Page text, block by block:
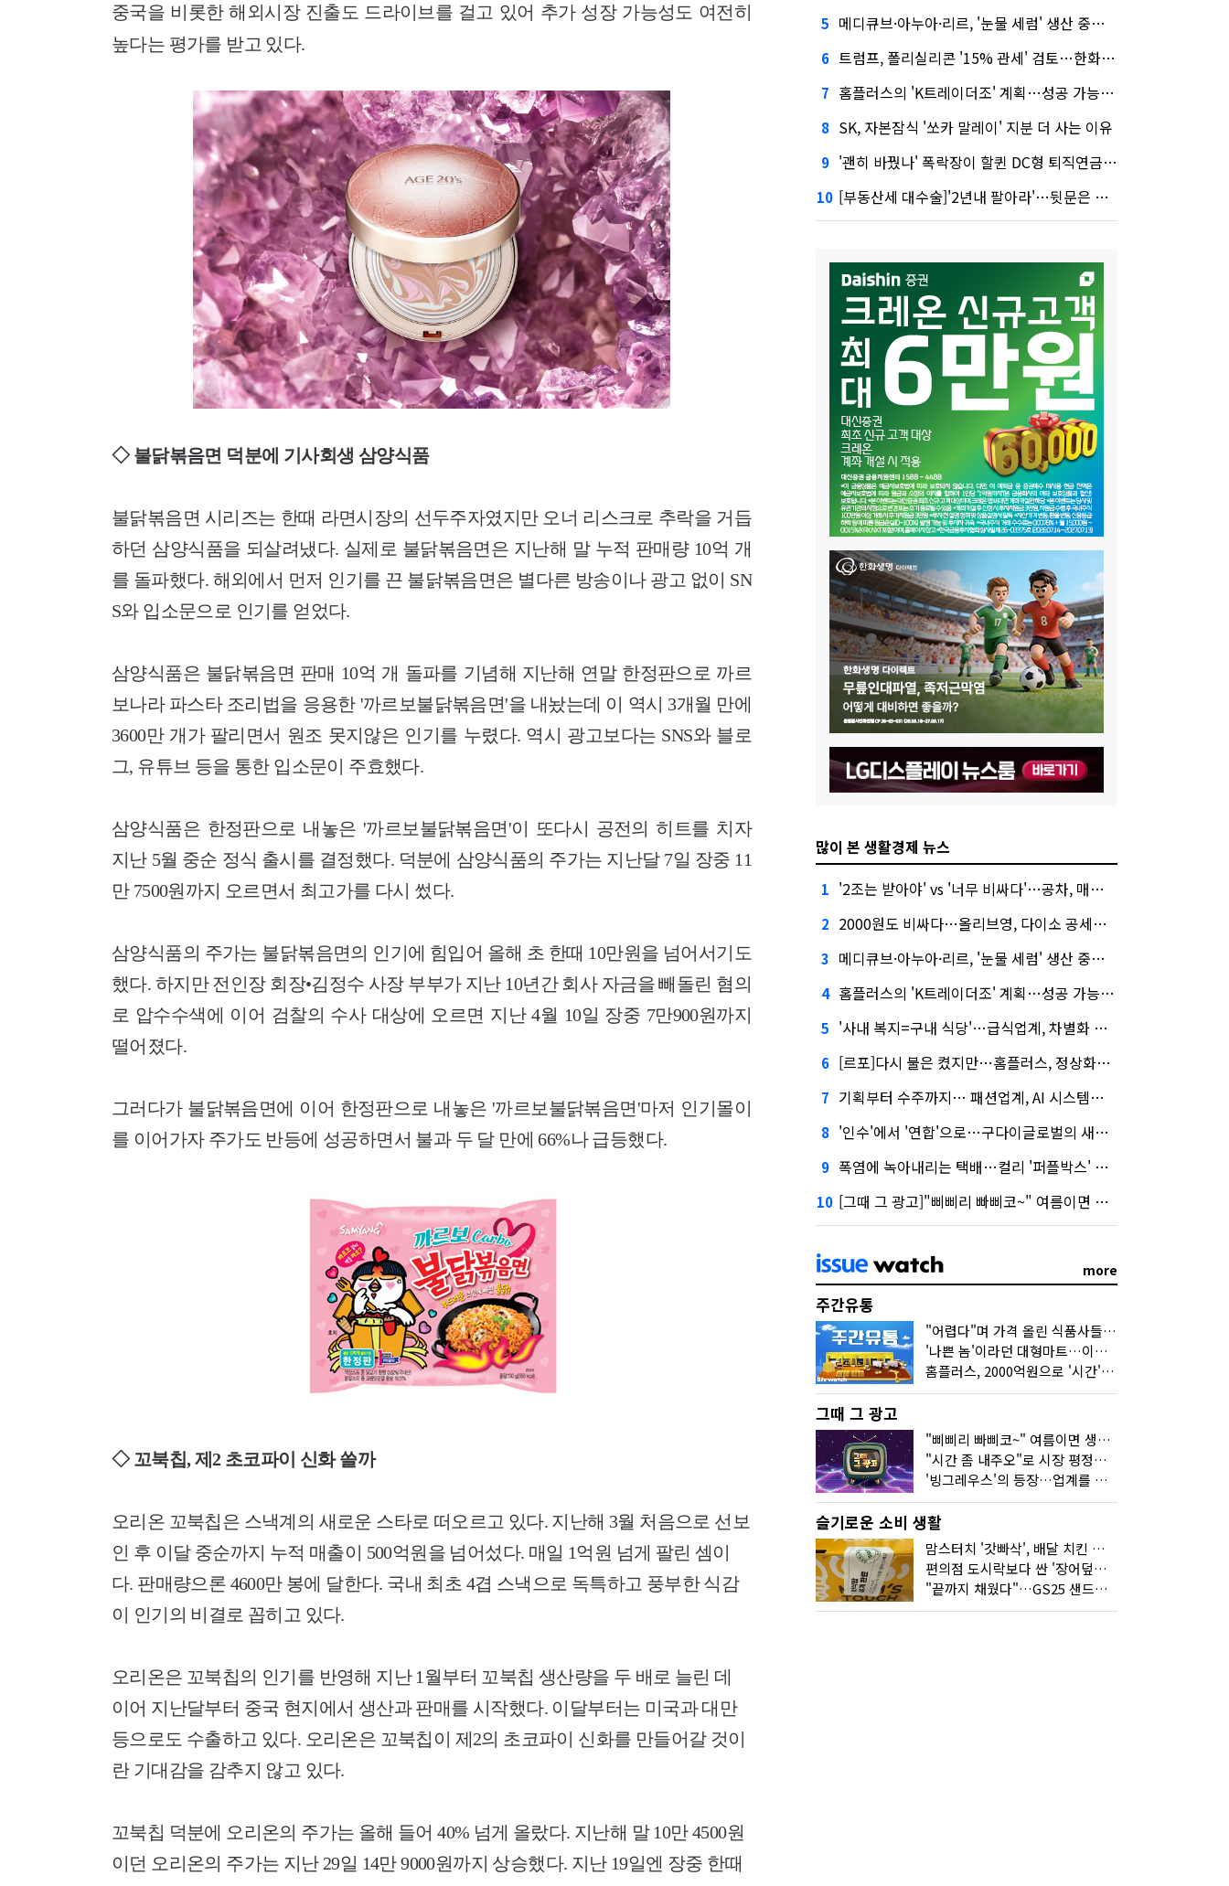
중국을 비롯한 해외시장 진출도 드라이브를 걸고 있어 추가 성장 가능성도 여전히
높다는 평가를 받고 있다.
◇ 불닭볶음면 덕분에 기사회생 삼양식품
불닭볶음면 시리즈는 한때 라면시장의 선두주자였지만 오너 리스크로 추락을 거듭
하던 삼양식품을 되살려냈다. 실제로 불닭볶음면은 지난해 말 누적 판매량 10억 개
를 돌파했다. 해외에서 먼저 인기를 끈 불닭볶음면은 별다른 방송이나 광고 없이 SN
S와 입소문으로 인기를 얻었다.
삼양식품은 불닭볶음면 판매 10억 개 돌파를 기념해 지난해 연말 한정판으로 까르
보나라 파스타 조리법을 응용한 '까르보불닭볶음면'을 내놨는데 이 역시 3개월 만에
3600만 개가 팔리면서 원조 못지않은 인기를 누렸다. 역시 광고보다는 SNS와 블로
그, 유튜브 등을 통한 입소문이 주효했다.
삼양식품은 한정판으로 내놓은 '까르보불닭볶음면'이 또다시 공전의 히트를 치자
지난 5월 중순 정식 출시를 결정했다. 덕분에 삼양식품의 주가는 지난달 7일 장중 11
만 7500원까지 오르면서 최고가를 다시 썼다.
삼양식품의 주가는 불닭볶음면의 인기에 힘입어 올해 초 한때 10만원을 넘어서기도
했다. 하지만 전인장 회장•김정수 사장 부부가 지난 10년간 회사 자금을 빼돌린 혐의
로 압수수색에 이어 검찰의 수사 대상에 오르면 지난 4월 10일 장중 7만900원까지
떨어졌다.
그러다가 불닭볶음면에 이어 한정판으로 내놓은 '까르보불닭볶음면'마저 인기몰이
를 이어가자 주가도 반등에 성공하면서 불과 두 달 만에 66%나 급등했다.
◇ 꼬북칩, 제2 초코파이 신화 쓸까
오리온 꼬북칩은 스낵계의 새로운 스타로 떠오르고 있다. 지난해 3월 처음으로 선보
인 후 이달 중순까지 누적 매출이 500억원을 넘어섰다. 매일 1억원 넘게 팔린 셈이
다. 판매량으론 4600만 봉에 달한다. 국내 최초 4겹 스낵으로 독특하고 풍부한 식감
이 인기의 비결로 꼽히고 있다.
오리온은 꼬북칩의 인기를 반영해 지난 1월부터 꼬북칩 생산량을 두 배로 늘린 데
이어 지난달부터 중국 현지에서 생산과 판매를 시작했다. 이달부터는 미국과 대만
등으로도 수출하고 있다. 오리온은 꼬북칩이 제2의 초코파이 신화를 만들어갈 것이
란 기대감을 감추지 않고 있다.
꼬북칩 덕분에 오리온의 주가는 올해 들어 40% 넘게 올랐다. 지난해 말 10만 4500원
이던 오리온의 주가는 지난 29일 14만 9000원까지 상승했다. 지난 19일엔 장중 한때
5 메디큐브·아누아·리르, '눈물 세럼' 생산 중단한다
6 트럼프, 폴리실리콘 '15% 관세' 검토…한화큐셀·OCI 영향은?
7 홈플러스의 'K트레이더조' 계획…성공 가능성은 '글쎄'
8 SK, 자본잠식 '쏘카 말레이' 지분 더 사는 이유
9 '괜히 바꿨나' 폭락장이 할퀸 DC형 퇴직연금…전문가 조언은
10 [부동산세 대수술]'2년내 팔아라'…뒷문은 열었다
많이 본 생활경제 뉴스
1 '2조는 받아야' vs '너무 비싸다'…공차, 매각 성공할까
2 2000원도 비싸다…올리브영, 다이소 공세에 '가성비'로 맞불
3 메디큐브·아누아·리르, '눈물 세럼' 생산 중단한다
4 홈플러스의 'K트레이더조' 계획…성공 가능성은 '글쎄'
5 '사내 복지=구내 식당'…급식업계, 차별화 경쟁 본격화
6 [르포]다시 불은 켰지만…홈플러스, 정상화까진 '까마득'
7 기획부터 수주까지… 패션업계, AI 시스템화 박차
8 '인수'에서 '연합'으로…구다이글로벌의 새로운 투자법
9 폭염에 녹아내리는 택배…컬리 '퍼플박스' 대안 될까
10 [그때 그 광고]"삐삐리 빠삐코~" 여름이면 생각나는 그 노래
more
주간유통
"어렵다"며 가격 올린 식품사들…진짜 어려운 거 맞아?
'나쁜 놈'이라던 대형마트…이젠 '불쌍한 놈' 됐다
홈플러스, 2000억원으로 '시간'을 샀다
그때 그 광고
"삐삐리 빠삐코~" 여름이면 생각나는 그 노래
"시간 좀 내주오"로 시장 평정한 하이마트
'빙그레우스'의 등장…업계를 흔든 '세계관' 마케팅
슬기로운 소비 생활
맘스터치 '갓빠삭', 배달 치킨 선입견을 바꿨다
편의점 도시락보다 싼 '장어덮밥'…오뚜기가 해냈다
"끝까지 채웠다"…GS25 샌드위치의 달라진 '속'사정